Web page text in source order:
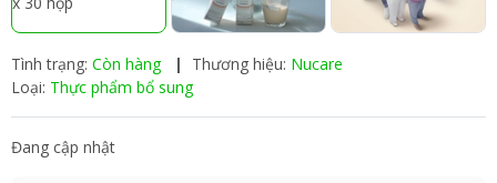
Tình trạng: Còn hàng | Thương hiệu: Nucare
Loại: Thực phẩm bổ sung
Đang cập nhật